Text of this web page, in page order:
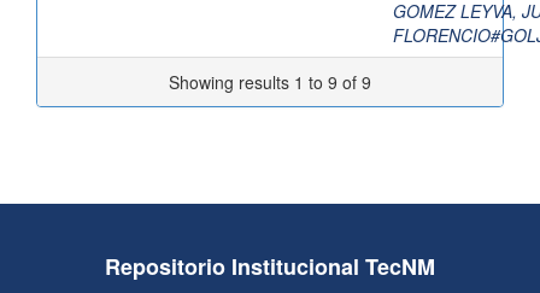
GOMEZ LEYVA,
Showing results 1 to 9 of 9
Repositorio Institucional TecNM